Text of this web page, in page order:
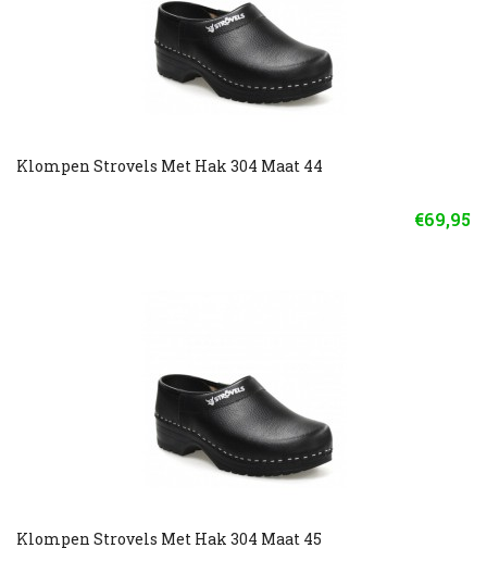
Klompen Strovels Met Hak 304 Maat 44
€69,95
Klompen Strovels Met Hak 304 Maat 45